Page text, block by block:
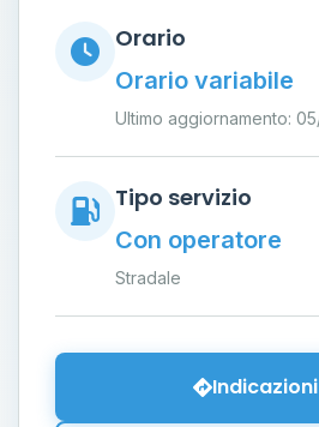
Orario
Orario variabile
Ultimo aggiornamento:
Tipo servizio
Con operatore
Stradale